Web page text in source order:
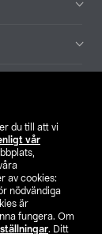
du till att vi
vår
av cookies:
nödvändiga
är
fungera. Om
. Ditt